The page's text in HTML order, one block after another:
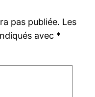
pas publiée. Les
avec *